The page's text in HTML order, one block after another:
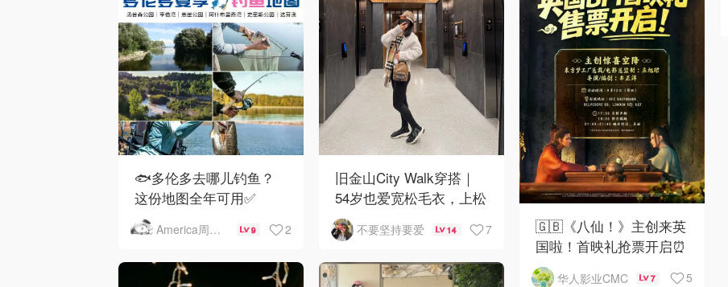
🐟多伦多去哪儿钓鱼？
这份地图全年可用✅
America周末快讯 9 2
旧金山City Walk穿搭｜
54岁也爱宽松毛衣，上松
下紧真的很救比例
不要坚持要爱 14 7
🇬🇧《八仙！》主创来英
国啦！首映礼抢票开启⏰
华人影业CMC 7 5